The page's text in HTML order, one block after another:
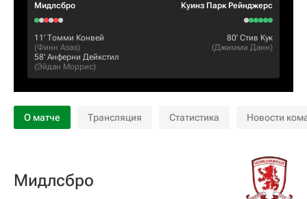
Мидлсбро Куинз Парк Рейнджерс
11‎’‎ Томми Конвей
(Финн Азаз)
58‎’‎ Анферни Дейкстил
(Эйдан Моррис)
80‎’‎ Стив Кук
(Джимми Данн)
О матче Трансляция Статистика Новости
Мидлсбро